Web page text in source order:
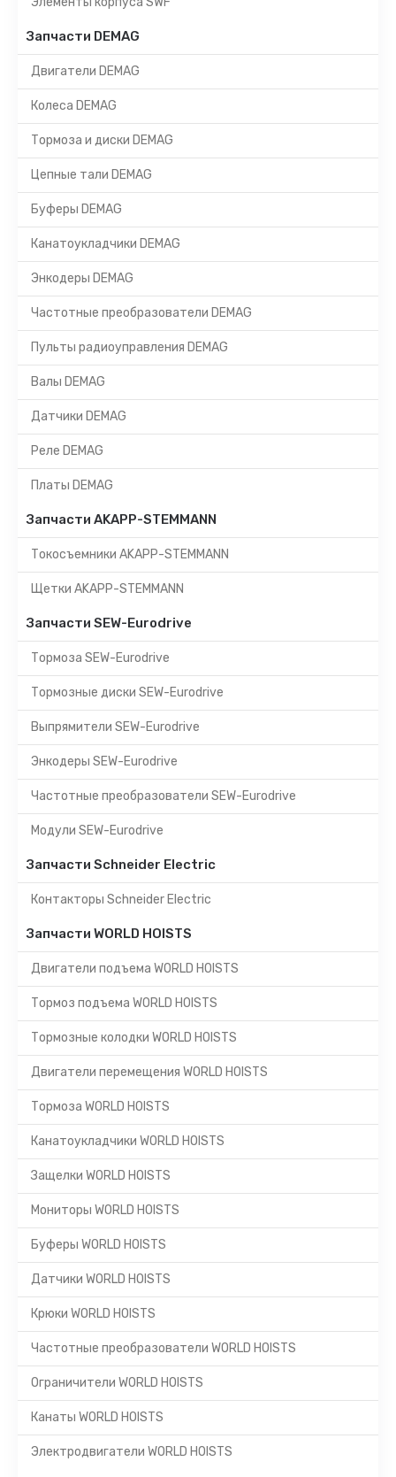
Запчасти DEMAG
Двигатели DEMAG
Колеса DEMAG
Тормоза и диски DEMAG
Цепные тали DEMAG
Буферы DEMAG
Канатоукладчики DEMAG
Энкодеры DEMAG
Частотные преобразователи DEMAG
Пульты радиоуправления DEMAG
Валы DEMAG
Датчики DEMAG
Реле DEMAG
Платы DEMAG
Запчасти AKAPP-STEMMANN
Токосъемники AKAPP-STEMMANN
Щетки AKAPP-STEMMANN
Запчасти SEW-Eurodrive
Тормоза SEW-Eurodrive
Тормозные диски SEW-Eurodrive
Выпрямители SEW-Eurodrive
Энкодеры SEW-Eurodrive
Частотные преобразователи SEW-Eurodrive
Модули SEW-Eurodrive
Запчасти Schneider Electric
Контакторы Schneider Electric
Запчасти WORLD HOISTS
Двигатели подъема WORLD HOISTS
Тормоз подъема WORLD HOISTS
Тормозные колодки WORLD HOISTS
Двигатели перемещения WORLD HOISTS
Тормоза WORLD HOISTS
Канатоукладчики WORLD HOISTS
Защелки WORLD HOISTS
Мониторы WORLD HOISTS
Буферы WORLD HOISTS
Датчики WORLD HOISTS
Крюки WORLD HOISTS
Частотные преобразователи WORLD HOISTS
Ограничители WORLD HOISTS
Канаты WORLD HOISTS
Электродвигатели WORLD HOISTS